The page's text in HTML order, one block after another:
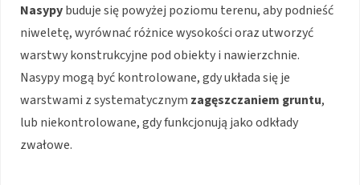
Nasypybuduje się powyżej poziomu terenu, aby podnieść
niweletę, wyrównać różnice wysokości oraz utworzyć
warstwy konstrukcyjne pod obiekty i nawierzchnie.
Nasypy mogą być kontrolowane, gdy układa się je
warstwami z systematycznym zagęszczaniem gruntu,
lub niekontrolowane, gdy funkcjonują jako odkłady
zwałowe.